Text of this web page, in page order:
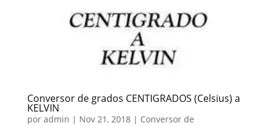
Conversor de grados CENTIGRADOS (Celsius) a
KELVIN
por admin | Nov 21, 2018| Conversor de